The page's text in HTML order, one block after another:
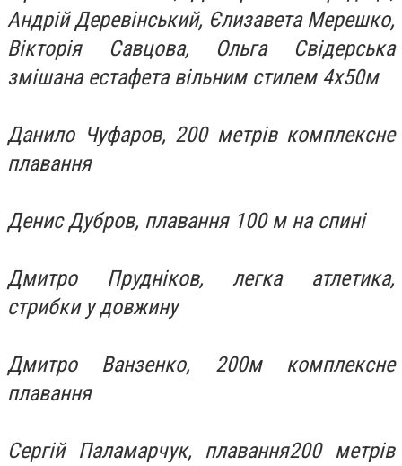
Андрій Деревінський, Єлизавета Мерешко,
Вікторія Савцова, Ольга Свідерська
змішана естафета вільним стилем 4х50м
Данило Чуфаров, 200 метрів комплексне
плавання
Денис Дубров, плавання 100 м на спині
Дмитро Прудніков, легка атлетика,
стрибки у довжину
Дмитро Ванзенко, 200м комплексне
плавання
Сергій Паламарчук, плавання200 метрів